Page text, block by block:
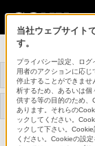
データプロジェク
トップ
サポート・お問い合わせ
当社ウェブサイト
す。
プライバシー設定、ロ
用者のアクションに応
停止することができませ
析するため、あるいは個
供する等の目的のため
あります。それらの
ックしてください。
ックして下さい。
ください。Cookieの設